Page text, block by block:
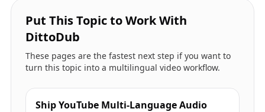
Put This Topic to Work With
DittoDub
These pages are the fastest next step if you want to
turn this topic into a multilingual video workflow.
Ship YouTube Multi-Language Audio